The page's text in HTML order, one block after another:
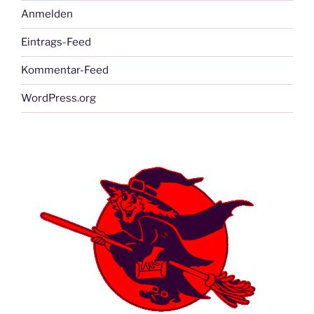
Anmelden
Eintrags-Feed
Kommentar-Feed
WordPress.org